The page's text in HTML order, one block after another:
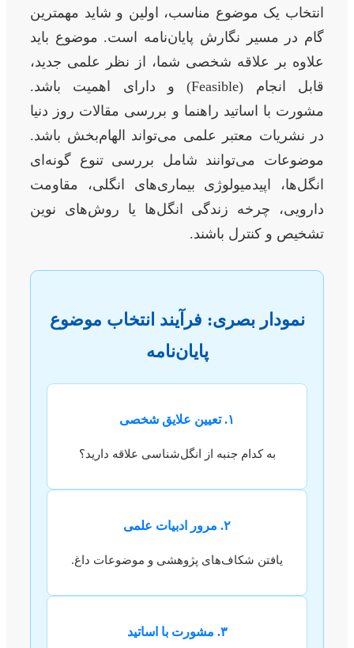
انتخاب یک موضوع مناسب، اولین و شاید مهمترین
گام در مسیر نگارش پایان‌نامه است. موضوع باید
علاوه بر علاقه شخصی شما، از نظر علمی جدید،
قابل انجام (Feasible) و دارای اهمیت باشد.
مشورت با اساتید راهنما و بررسی مقالات روز دنیا
در نشریات معتبر علمی می‌تواند الهام‌بخش باشد.
موضوعات می‌توانند شامل بررسی تنوع گونه‌ای
انگل‌ها، اپیدمیولوژی بیماری‌های انگلی، مقاومت
دارویی، چرخه زندگی انگل‌ها یا روش‌های نوین
تشخیص و کنترل باشند.
نمودار بصری: فرآیند انتخاب موضوع
پایان‌نامه
۱. تعیین علایق شخصی
به کدام جنبه از انگل‌شناسی علاقه دارید؟
۲. مرور ادبیات علمی
یافتن شکاف‌های پژوهشی و موضوعات داغ.
۳. مشورت با اساتید